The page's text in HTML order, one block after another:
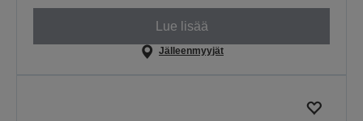
Lue lisää
Jälleenmyyjät